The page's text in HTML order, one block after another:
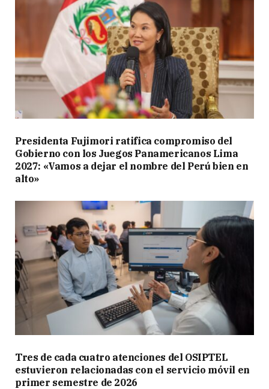
Presidenta Fujimori ratifica compromiso del
Gobierno con los Juegos Panamericanos Lima
2027: «Vamos a dejar el nombre del Perú bien en
alto»
Tres de cada cuatro atenciones del OSIPTEL
estuvieron relacionadas con el servicio móvil en
primer semestre de 2026